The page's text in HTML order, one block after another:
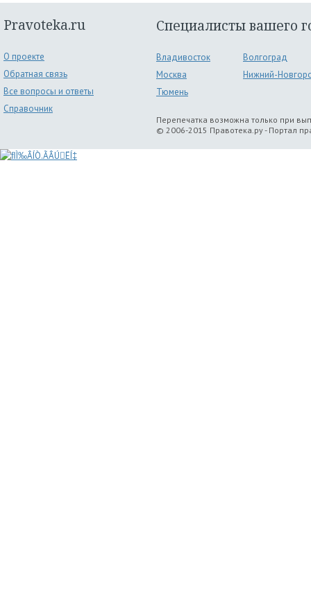
Pravoteka.ru
О проекте
Обратная связь
Все вопросы и ответы
Справочник
Специалисты вашего
Владивосток
Волгоград
Москва
Нижний-
Тюмень
Перепечатка возможна только при
© 2006-2015 Правотека.ру - Портал